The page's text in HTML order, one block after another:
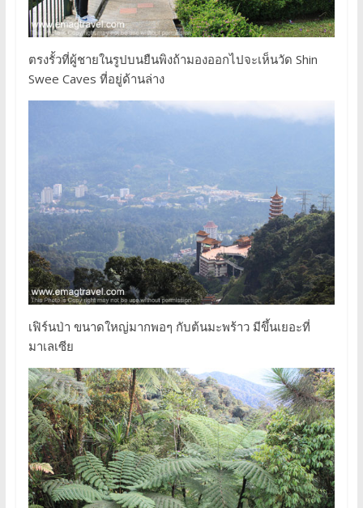
ตรงรั้วที่ผู้ชายในรูปบนยืนพิงถ้ามองออกไปจะเห็นวัด Shin
Swee Caves ที่อยู่ด้านล่าง
เฟิร์นป่า ขนาดใหญ่มากพอๆ กับต้นมะพร้าว มีขึ้นเยอะที่
มาเลเซีย